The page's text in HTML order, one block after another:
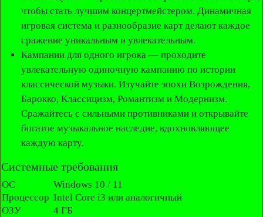
чтобы стать лучшим концертмейстером. Динамичная
игровая система и разнообразие карт делают каждое
сражение уникальным и увлекательным.
Кампании для одного игрока — проходите
увлекательную одиночную кампанию по истории
классической музыки. Изучайте эпохи Возрождения,
Барокко, Классицизм, Романтизм и Модернизм.
Сражайтесь с сильными противниками и открывайте
богатое музыкальное наследие, вдохновляющее
каждую карту.
Системные требования
ОС
Windows 10 / 11
Процессор Intel Core i3 или аналогичный
ОЗУ
4 ГБ